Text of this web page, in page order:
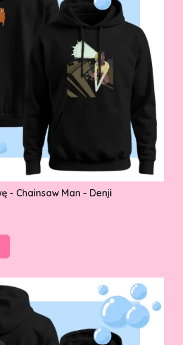
- Chainsaw Man - Denji